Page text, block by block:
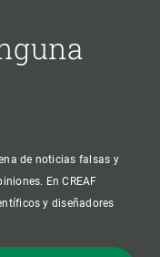
de noticias falsas y
En CREAF
y diseñadores